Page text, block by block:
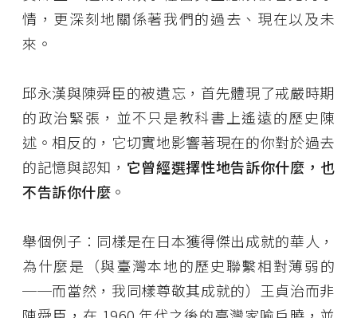
情，更深刻地關係著我們的過去、現在以及未
來。
邱永漢與陳舜臣的被遺忘，首先體現了戒嚴時期
的政治緊張，並不只是教科書上遙遠的歷史陳
述。相反的，它切實地影響著現在的你對於過去
的記憶與認知， 它曾經選擇性地告訴你什麼，也
不告訴你什麼 。
舉個例子：同樣是在日本獲得傑出成就的華人，
為什麼是（與臺灣本地的歷史聯繫相對薄弱的
──而當然，我同樣尊敬其成就的）王貞治而非